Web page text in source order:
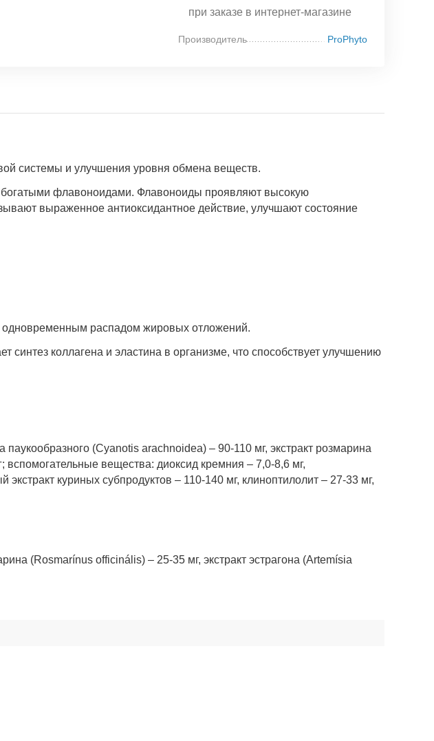
при заказе в интернет-магазине
Производитель ProPhyto
системы и улучшения уровня обмена веществ.
богатыми флавоноидами. Флавоноиды проявляют высокую
выраженное антиоксидантное действие, улучшают состояние
распадом жировых отложений.
синтез коллагена и эластина в организме, что способствует улучшению
(Cyanotis arachnoidea) – 90-110 мг, экстракт розмарина
вспомогательные вещества: диоксид кремния – 7,0-8,6 мг,
куриных субпродуктов – 110-140 мг, клиноптилолит – 27-33 мг,
(Rosmarínus officinális) – 25-35 мг, экстракт эстрагона (Artemísia